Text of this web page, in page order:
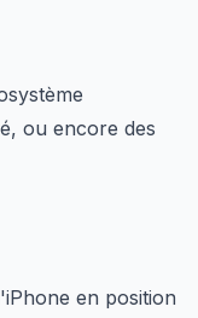
ou encore des
en position